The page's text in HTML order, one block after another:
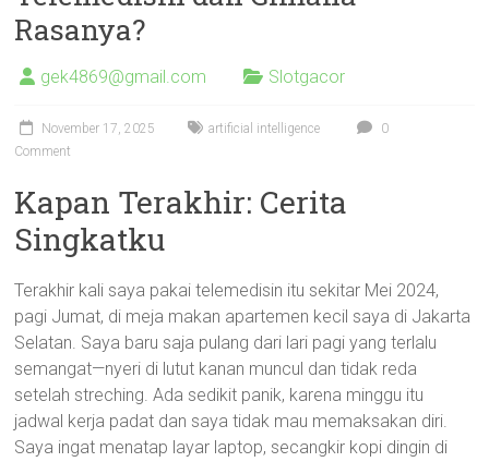
Rasanya?
gek4869@gmail.com Slotgacor
November 17, 2025 artificial intelligence
0
Comment
Kapan Terakhir: Cerita
Singkatku
Terakhir kali saya pakai telemedisin itu sekitar Mei 2024,
pagi Jumat, di meja makan apartemen kecil saya di Jakarta
Selatan. Saya baru saja pulang dari lari pagi yang terlalu
semangat—nyeri di lutut kanan muncul dan tidak reda
setelah streching. Ada sedikit panik, karena minggu itu
jadwal kerja padat dan saya tidak mau memaksakan diri.
Saya ingat menatap layar laptop, secangkir kopi dingin di